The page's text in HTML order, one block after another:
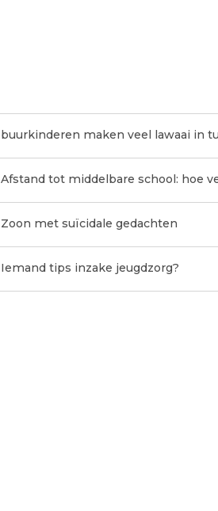
buurkinderen maken veel lawaai in
Afstand tot middelbare school: hoe
Zoon met suïcidale gedachten
Iemand tips inzake jeugdzorg?